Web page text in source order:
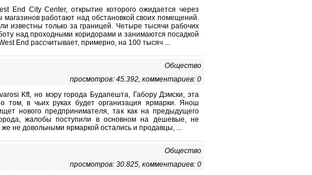
End City Center, открытие которого ожидается через
работают над обстановкой своих помещений.
известны только за границей. Четыре тысячи рабочих
над проходными коридорами и занимаются посадкой
End рассчитывает, примерно, на 100 тысяч ...
Общество
просмотров: 45.392, комментариев: 0
Kft, но мэру города Будапешта, Габору Дэмски, эта
том, в чьих руках будет организация ярмарки. Янош
нового предпринимателя, так как на предыдущего
жалобы поступили в основном на дешевые, не
не довольными ярмаркой остались и продавцы, ...
Общество
просмотров: 30.825, комментариев: 0